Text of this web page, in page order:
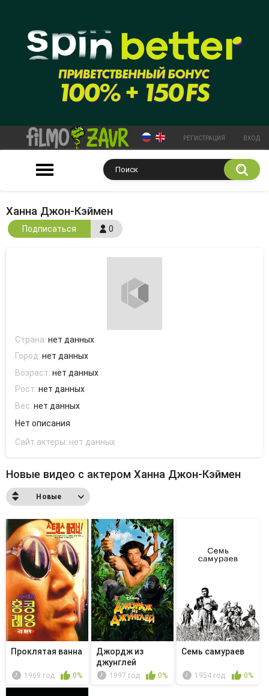
РЕГИСТРАЦИЯ ВХОД
Ханна Джон-Кэймен
0
Подписаться
Страна:нет данных
Город:нет данных
Возраст:нет данных
Рост:нет данных
Вес:нет данных
Нет описания
Сайт актеры: нет данных
Новые видео с актером Ханна Джон-Кэймен
Новые
Проклятая ванна
1969 год 0%
Джордж из
джунглей
1997 год 0%
Семь самураев
1954 год 0%